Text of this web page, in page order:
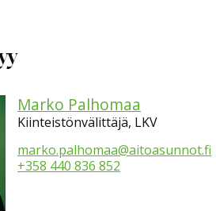
Marko Palhomaa
Kiinteistönvälittäjä, LKV
marko.palhomaa@aitoasunnot.fi
+358 440 836 852